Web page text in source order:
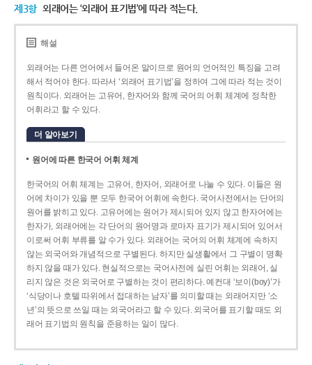
제3항 외래어는 ‘외래어 표기법’에 따라 적는다.
해설
외래어는 다른 언어에서 들어온 말이므로 원어의 언어적인 특징을 고려
해서 적어야 한다. 따라서 ‘외래어 표기법’을 정하여 그에 따라 적는 것이
원칙이다. 외래어는 고유어, 한자어와 함께 국어의 어휘 체계에 정착한
어휘라고 할 수 있다.
더 알아보기
원어에 따른 한국어 어휘 체계
한국어의 어휘 체계는 고유어, 한자어, 외래어로 나눌 수 있다. 이들은 원
어에 차이가 있을 뿐 모두 한국어 어휘에 속한다. 국어사전에서는 단어의
원어를 밝히고 있다. 고유어에는 원어가 제시되어 있지 않고 한자어에는
한자가, 외래어에는 각 단어의 원어명과 로마자 표기가 제시되어 있어서
이로써 어휘 부류를 알 수가 있다. 외래어는 국어의 어휘 체계에 속하지
않는 외국어와 개념적으로 구별된다. 하지만 실생활에서 그 구별이 명확
하지 않을 때가 있다. 현실적으로는 국어사전에 실린 어휘는 외래어, 실
리지 않은 것은 외국어로 구별하는 것이 편리하다. 예컨대 ‘보이(boy)’가
‘식당이나 호텔 따위에서 접대하는 남자’를 의미할 때는 외래어지만 ‘소
년’의 뜻으로 쓰일 때는 외국어라고 할 수 있다. 외국어를 표기할 때도 외
래어 표기법의 원칙을 준용하는 일이 많다.